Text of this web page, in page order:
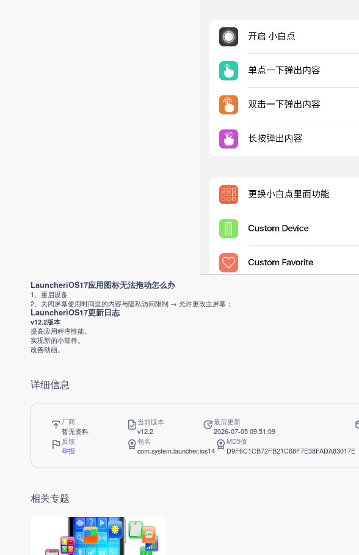
LauncheriOS17应用图标无法拖动怎么办
1、重启设备
2、关闭屏幕使用时间里的内容与隐私访问限制 → 允许更改主屏幕；
LauncheriOS17更新日志
v12.2版本
提高应用程序性能。
实现新的小部件。
改善动画。
详细信息
厂商
暂无资料
当前版本
v12.2
最后更新
2026-07-05 09:51:09
反馈
举报
包名
com.system.launcher.ios14
MD5值
D9F6C1CB72FB21C68F7E38FADA83017E
相关专题